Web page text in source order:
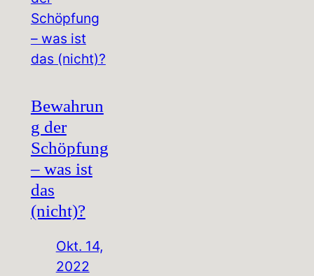
Bewahrun
g der
Schöpfung
– was ist
das
(nicht)?
Okt. 14,
2022